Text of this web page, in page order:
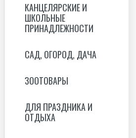
КАНЦЕЛЯРСКИЕ И
ШКОЛЬНЫЕ
ПРИНАДЛЕЖНОСТИ
САД, ОГОРОД, ДАЧА
ЗООТОВАРЫ
ДЛЯ ПРАЗДНИКА И
ОТДЫХА